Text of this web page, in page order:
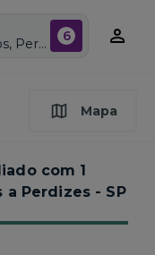
Individual ou Casal, 1+ Quartos, Perdizes, Vagas de garagem: Sim, Mobiliado, Piscina 6
Mapa
com 1
a Perdizes - SP